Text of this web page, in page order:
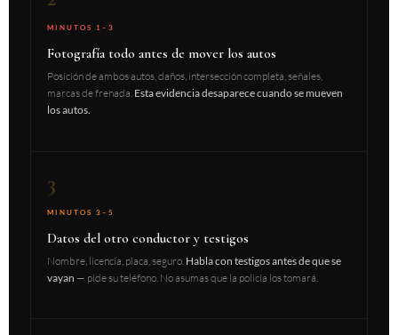
MINUTOS 1–3
Fotografía todo antes de mover los autos
Posición de ambos autos, daños, intersección completa, señales,
marcas de frenada. Esta evidencia desaparece cuando se mueven
los autos.
3
MINUTOS 3–5
Datos del otro conductor y testigos
Nombre, licencia, placa, seguro. Habla con testigos antes de que se
vayan — pide su teléfono. No asumas que la policía los tomará.